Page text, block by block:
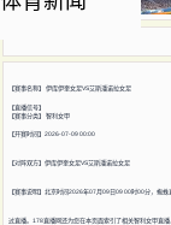
【赛事名称】伊库伊奎女足VS艾斯潘诺拉女足
【直播信号】
【赛事分类】智利女甲
【开赛时间】2026-07-09 00:00
【对阵双方】伊库伊奎女足VS艾斯潘诺拉女足
【赛事说明】北京时间2026年07月09日09 00时00分，蜘
过直播。178直播网还为您在本页面索引了相关智利女甲直